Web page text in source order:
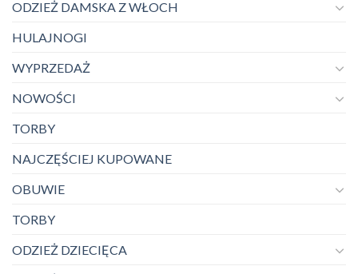
ODZIEŻ DAMSKA Z WŁOCH
HULAJNOGI
WYPRZEDAŻ
NOWOŚCI
TORBY
NAJCZĘŚCIEJ KUPOWANE
OBUWIE
TORBY
ODZIEŻ DZIECIĘCA